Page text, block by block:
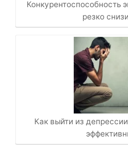
Конкурентоспособность
резко
Как выйти из